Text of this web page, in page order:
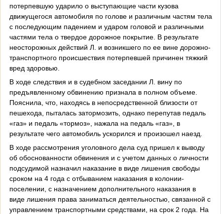
потерпевшую ударило о выступающие части кузова
движущегося автомобиля по голове и различным частям тела
с последующим падением и ударом головой и различными
частями тела о твердое дорожное покрытие. В результате
неосторожных действий Л. и возникшего по ее вине дорожно-
транспортного происшествия потерпевшей причинен тяжкий
вред здоровью.
В ходе следствия и в судебном заседании Л. вину по
предъявленному обвинению признала в полном объеме.
Пояснила, что, находясь в непосредственной близости от
пешехода, пыталась затормозить, однако перепутав педаль
«газ» и педаль «тормоз», нажала на педаль «газ», в
результате чего автомобиль ускорился и произошел наезд.
В ходе рассмотрения уголовного дела суд пришел к выводу
об обоснованности обвинения и с учетом данных о личности
подсудимой назначил наказание в виде лишения свободы
сроком на 4 года с отбыванием наказания в колонии-
поселении, с назначением дополнительного наказания в
виде лишения права заниматься деятельностью, связанной с
управлением транспортными средствами, на срок 2 года. На